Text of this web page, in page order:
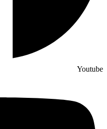
Youtube